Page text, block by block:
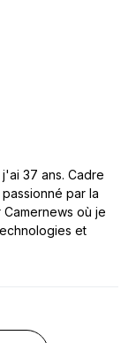
37 ans. Cadre
par la
où je
et